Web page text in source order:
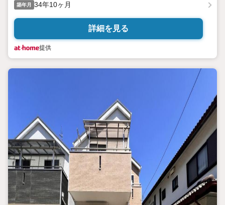
築年月 34年10ヶ月
詳細を見る
提供